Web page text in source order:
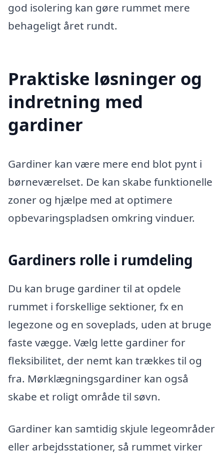
god isolering kan gøre rummet mere
behageligt året rundt.
Praktiske løsninger og
indretning med
gardiner
Gardiner kan være mere end blot pynt i
børneværelset. De kan skabe funktionelle
zoner og hjælpe med at optimere
opbevaringspladsen omkring vinduer.
Gardiners rolle i rumdeling
Du kan bruge gardiner til at opdele
rummet i forskellige sektioner, fx en
legezone og en soveplads, uden at bruge
faste vægge. Vælg lette gardiner for
fleksibilitet, der nemt kan trækkes til og
fra. Mørklægningsgardiner kan også
skabe et roligt område til søvn.
Gardiner kan samtidig skjule legeområder
eller arbejdsstationer, så rummet virker